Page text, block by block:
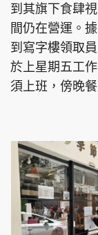
頭條日
親子王
頭條搵工
關於我們
到其旗下食肆
間仍在營運。
到寫字樓領取
於上星期五工
須上班，傍晚